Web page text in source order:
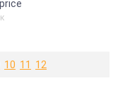
10 11 12